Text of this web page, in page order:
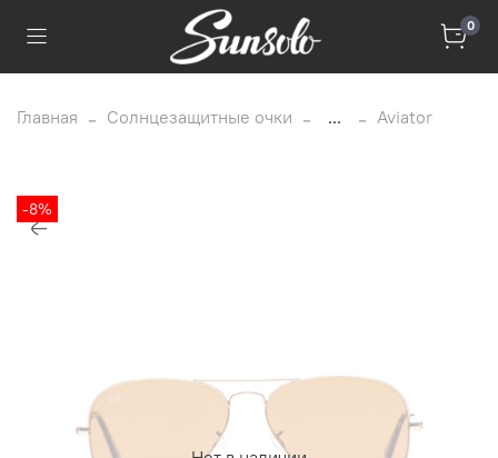
0
Главная Солнцезащитные очки ... Aviator
-8%